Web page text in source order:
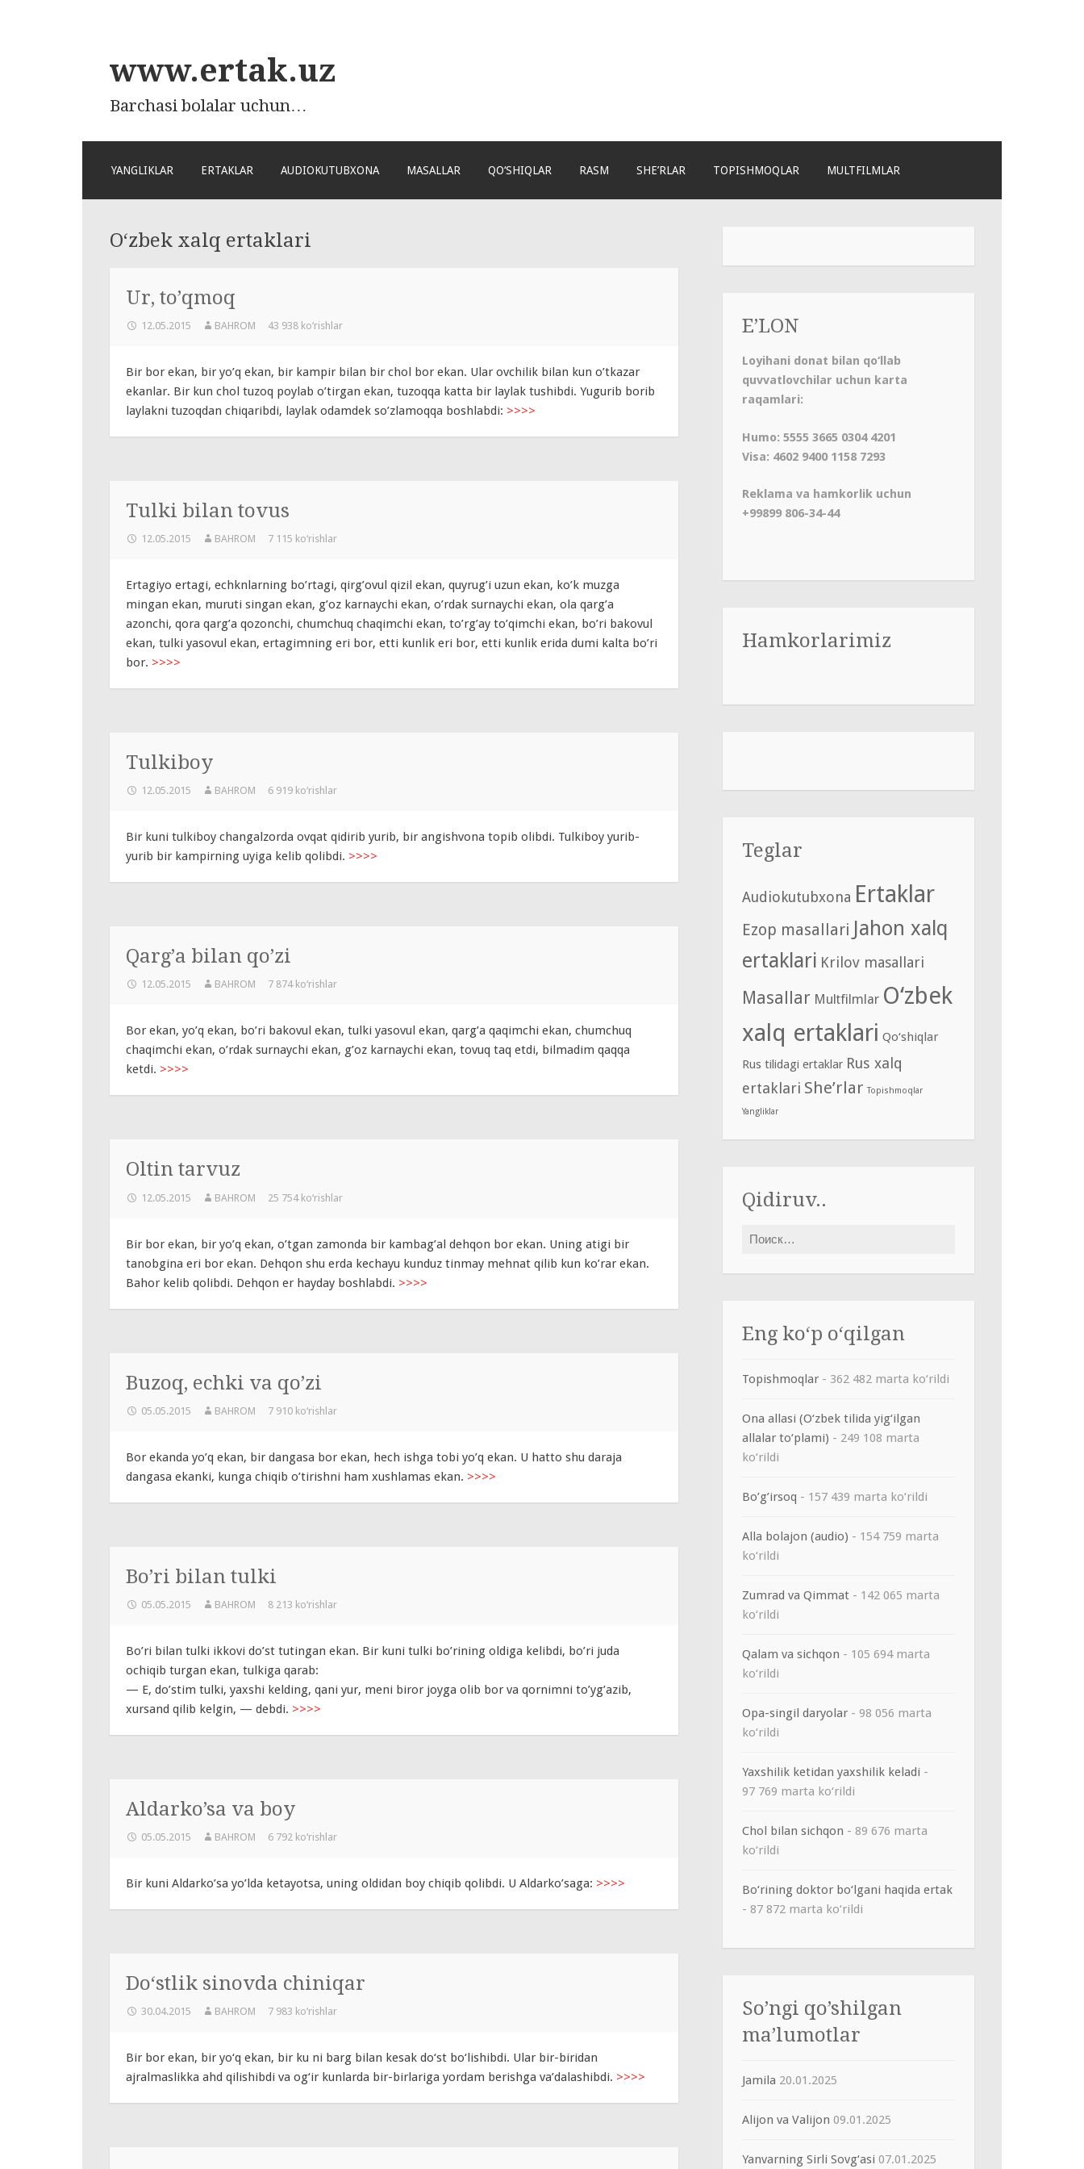
www.ertak.uz
Barchasi bolalar uchun…
СОДЕРЖАНИЮ
YANGLIKLAR ERTAKLAR AUDIOKUTUBXONA MASALLAR QO‘SHIQLAR RASM SHE’RLAR TOPISHMOQLAR MULTFILMLAR
O‘zbek xalq ertaklari
Ur, to’qmoq
12.05.2015 BAHROM 43 938 ko‘rishlar
Bir bor ekan, bir yo’q ekan, bir kampir bilan bir chol bor ekan. Ular ovchilik bilan kun o’tkazar
ekanlar. Bir kun chol tuzoq poylab o’tirgan ekan, tuzoqqa katta bir laylak tushibdi. Yugurib borib
laylakni tuzoqdan chiqaribdi, laylak odamdek so’zlamoqqa boshlabdi: >>>>
Tulki bilan tovus
12.05.2015 BAHROM 7 115 ko‘rishlar
Ertagiyo ertagi, echknlarning bo’rtagi, qirg’ovul qizil ekan, quyrug’i uzun ekan, ko’k muzga
mingan ekan, muruti singan ekan, g’oz karnaychi ekan, o’rdak surnaychi ekan, ola qarg’a
azonchi, qora qarg’a qozonchi, chumchuq chaqimchi ekan, to’rg’ay to’qimchi ekan, bo’ri bakovul
ekan, tulki yasovul ekan, ertagimning eri bor, etti kunlik eri bor, etti kunlik erida dumi kalta bo’ri
bor. >>>>
Tulkiboy
12.05.2015 BAHROM 6 919 ko‘rishlar
Bir kuni tulkiboy changalzorda ovqat qidirib yurib, bir angishvona topib olibdi. Tulkiboy yurib-
yurib bir kampirning uyiga kelib qolibdi. >>>>
Qarg’a bilan qo’zi
12.05.2015 BAHROM 7 874 ko‘rishlar
Bor ekan, yo’q ekan, bo’ri bakovul ekan, tulki yasovul ekan, qarg’a qaqimchi ekan, chumchuq
chaqimchi ekan, o’rdak surnaychi ekan, g’oz karnaychi ekan, tovuq taq etdi, bilmadim qaqqa
ketdi. >>>>
Oltin tarvuz
12.05.2015 BAHROM 25 754 ko‘rishlar
Bir bor ekan, bir yo’q ekan, o’tgan zamonda bir kambag’al dehqon bor ekan. Uning atigi bir
tanobgina eri bor ekan. Dehqon shu erda kechayu kunduz tinmay mehnat qilib kun ko’rar ekan.
Bahor kelib qolibdi. Dehqon er hayday boshlabdi. >>>>
Buzoq, echki va qo’zi
05.05.2015 BAHROM 7 910 ko‘rishlar
Bor ekanda yo’q ekan, bir dangasa bor ekan, hech ishga tobi yo’q ekan. U hatto shu daraja
dangasa ekanki, kunga chiqib o’tirishni ham xushlamas ekan. >>>>
Bo’ri bilan tulki
05.05.2015 BAHROM 8 213 ko‘rishlar
Bo’ri bilan tulki ikkovi do’st tutingan ekan. Bir kuni tulki bo’rining oldiga kelibdi, bo’ri juda
ochiqib turgan ekan, tulkiga qarab:
— E, do’stim tulki, yaxshi kelding, qani yur, meni biror joyga olib bor va qornimni to’yg’azib,
xursand qilib kelgin, — debdi. >>>>
Aldarko’sa va boy
05.05.2015 BAHROM 6 792 ko‘rishlar
Bir kuni Aldarko’sa yo’lda ketayotsa, uning oldidan boy chiqib qolibdi. U Aldarko’saga: >>>>
Do‘stlik sinovda chiniqar
30.04.2015 BAHROM 7 983 ko‘rishlar
Bir bor ekan, bir yo‘q ekan, bir ku ni barg bilan kesak do‘st bo‘lishibdi. Ular bir-biridan
ajralmaslikka ahd qilishibdi va og‘ir kunlarda bir-birlariga yordam berishga va’dalashibdi. >>>>
E’LON
Loyihani donat bilan qo‘llab
quvvatlovchilar uchun karta
raqamlari:
Humo: 5555 3665 0304 4201
Visa: 4602 9400 1158 7293
Reklama va hamkorlik uchun
+99899 806-34-44
Hamkorlarimiz
Teglar
Audiokutubxona Ertaklar
Ezop masallari Jahon xalq
ertaklari Krilov masallari
Masallar Multfilmlar O‘zbek
xalq ertaklari Qo‘shiqlar
Rus tilidagi ertaklar Rus xalq
ertaklari She’rlar Topishmoqlar
Yangliklar
Qidiruv..
Найти:
Eng ko‘p o‘qilgan
Topishmoqlar - 362 482 marta ko‘rildi
Ona allasi (O‘zbek tilida yig‘ilgan
allalar to‘plami) - 249 108 marta
ko‘rildi
Bo’g’irsoq - 157 439 marta ko‘rildi
Alla bolajon (audio) - 154 759 marta
ko‘rildi
Zumrad va Qimmat - 142 065 marta
ko‘rildi
Qalam va sichqon - 105 694 marta
ko‘rildi
Opa-singil daryolar - 98 056 marta
ko‘rildi
Yaxshilik ketidan yaxshilik keladi -
97 769 marta ko‘rildi
Chol bilan sichqon - 89 676 marta
ko‘rildi
Bo‘rining doktor bo‘lgani haqida ertak
- 87 872 marta ko‘rildi
So’ngi qo’shilgan
ma’lumotlar
Jamila 20.01.2025
Alijon va Valijon 09.01.2025
Yanvarning Sirli Sovg‘asi 07.01.2025